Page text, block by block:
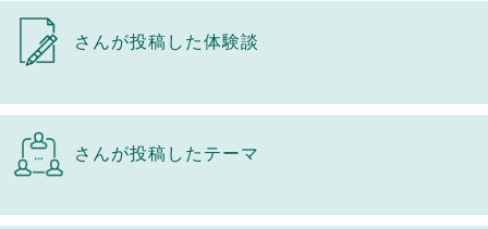
さんが投稿した体験談
さんが投稿したテーマ